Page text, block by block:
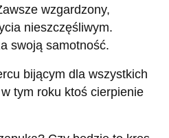
wzgardzony,
nieszczęśliwym.
swoją samotność.
bijącym dla wszystkich
w tym roku ktoś cierpienie